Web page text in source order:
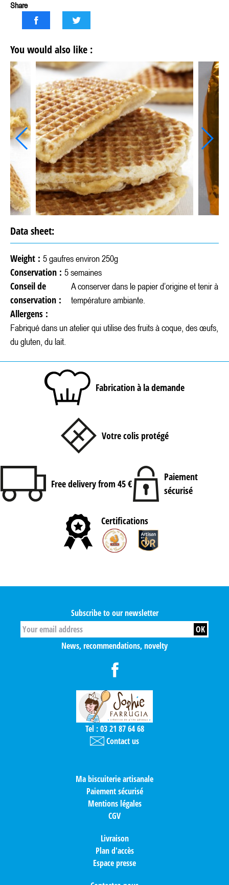
Share
You would also like :
Data sheet:
Weight : 5 gaufres environ 250g
Conservation : 5 semaines
Conseil de
conservation :
A conserver dans le papier d’origine et tenir à
température ambiante.
Allergens :
Fabriqué dans un atelier qui utilise des fruits à coque, des œufs,
du gluten, du lait.
Fabrication à la demande
Votre colis protégé
Free delivery from 45 €
Paiement
sécurisé
Certifications
Tel : 03 21 87 64 68
Contact us
Ma biscuiterie artisanale
Paiement sécurisé
Mentions légales
CGV
Livraison
Plan d'accès
Espace presse
Subscribe to our newsletter
News, recommendations, novelty